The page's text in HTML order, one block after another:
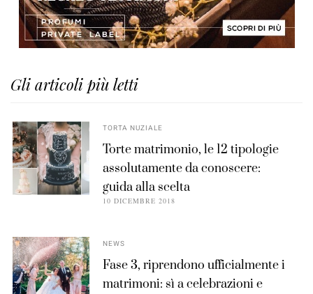
Gli articoli più letti
TORTA NUZIALE
Torte matrimonio, le 12 tipologie
assolutamente da conoscere:
guida alla scelta
10 DICEMBRE 2018
NEWS
Fase 3, riprendono ufficialmente i
matrimoni: sì a celebrazioni e